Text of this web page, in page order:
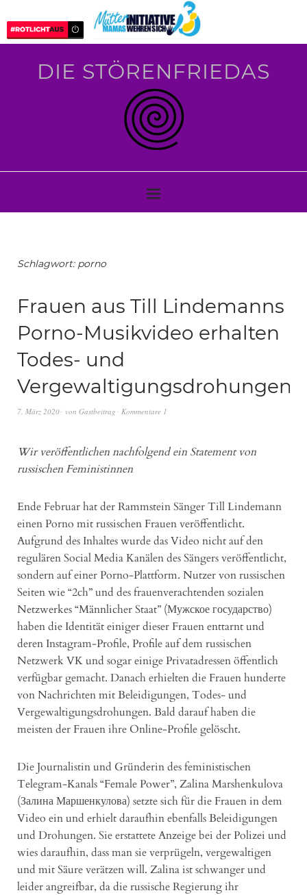
DIE STÖRENFRIEDAS
Schlagwort: porno
Frauen aus Till Lindemanns
Porno-Musikvideo erhalten
Todes- und
Vergewaltigungsdrohungen
7. März 2020 von Gastbeitrag Kommentare 1
Wir veröffentlichen nachfolgend ein Statement von
russischen Feministinnen
Ende Februar hat der Rammstein Sänger Till Lindemann
einen Porno mit russischen Frauen veröffentlicht.
Aufgrund des Inhaltes wurde das Video nicht auf den
regulären Social Media Kanälen des Sängers veröffentlicht,
sondern auf einer Porno-Plattform. Nutzer von russischen
Seiten wie “2ch” und des frauenverachtenden sozialen
Netzwerkes “Männlicher Staat” (Мужское государство)
haben die Identität einiger dieser Frauen enttarnt und
deren Instagram-Profile, Profile auf dem russischen
Netzwerk VK und sogar einige Privatadressen öffentlich
verfügbar gemacht. Danach erhielten die Frauen hunderte
von Nachrichten mit Beleidigungen, Todes- und
Vergewaltigungsdrohungen. Bald darauf haben die
meisten der Frauen ihre Online-Profile gelöscht.
Die Journalistin und Gründerin des feministischen
Telegram-Kanals “Female Power”, Zalina Marshenkulova
(Залина Маршенкулова) setzte sich für die Frauen in dem
Video ein und erhielt daraufhin ebenfalls Beleidigungen
und Drohungen. Sie erstattete Anzeige bei der Polizei und
wies daraufhin, dass man sie verprügeln, vergewaltigen
und mit Säure verätzen will. Zalina ist schwanger und
leider angreifbar, da die russische Regierung ihr